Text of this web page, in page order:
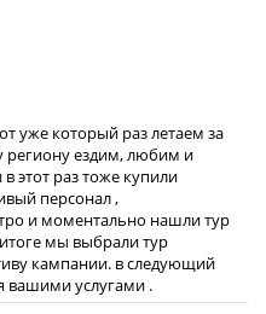
уже который раз летаем за
региону ездим, любим и
этот раз тоже купили
персонал ,
и моментально нашли тур
мы выбрали тур
кампании. в следующий
вашими услугами .